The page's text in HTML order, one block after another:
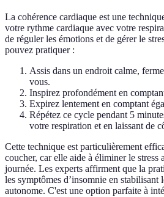
La cohérence cardiaque est une
votre rythme cardiaque avec votre
de réguler les émotions et de gérer le
pouvez pratiquer :
Assis dans un endroit calme,
vous.
Inspirez profondément en
Expirez lentement en comptant
Répétez ce cycle pendant 5
votre respiration et en laissant de
Cette technique est particulièrement
coucher, car elle aide à éliminer le stress
journée. Les experts affirment que la
les symptômes d’insomnie en stabilisant
autonome. C'est une option parfaite à